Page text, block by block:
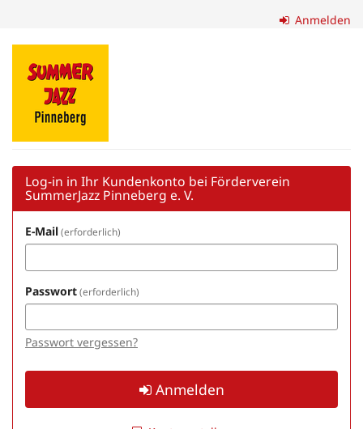
Inhalt
springen
Anmelden
Förderverein
SummerJazz
Pinneberg
e.
V.
Log-in in Ihr Kundenkonto bei Förderverein
SummerJazz Pinneberg e. V.
E-Mail erforderlich
Passwort erforderlich
Passwort vergessen?
Anmelden